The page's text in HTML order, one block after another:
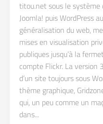
titou.net sous le système
Joomla! puis WordPress
généralisation du web,
mises en visualisation
publiques jusqu’à la
compte Flickr. La version
d’un site toujours sous
thème graphique,
qui, un peu comme un
dans...